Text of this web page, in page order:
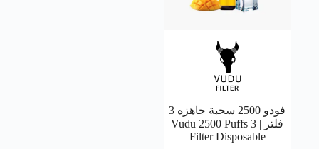
فودو 2500 سحبة جاهزه 3
فلتر | Vudu 2500 Puffs 3
Filter Disposable